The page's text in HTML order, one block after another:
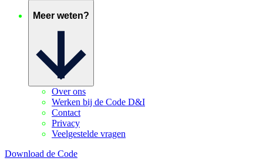
Meer weten?
Over ons
Werken bij de Code D&I
Contact
Privacy
Veelgestelde vragen
Download de Code